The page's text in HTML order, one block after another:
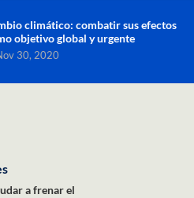
combatir sus efectos
y urgente
a frenar el